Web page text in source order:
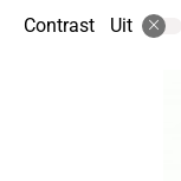
Contrast Uit